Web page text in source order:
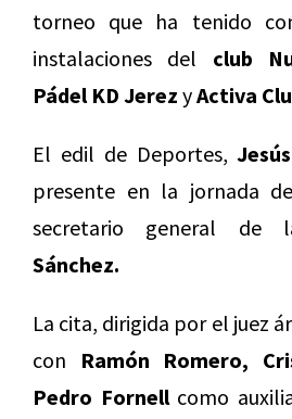
torneo que ha tenido
instalaciones del club
Pádel KD Jerez yActiva
El edil de Deportes,
presente en la jornada
secretario general de
Sánchez.
La cita, dirigida por el juez
con Ramón Romero,
Pedro Fornellcomo